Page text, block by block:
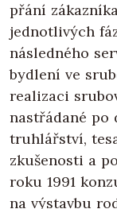
přání
jednotlivých
následného
bydlení ve
realizaci
nastřádané po
truhlářství,
zkušenosti a
roku 1991
na výstavbu